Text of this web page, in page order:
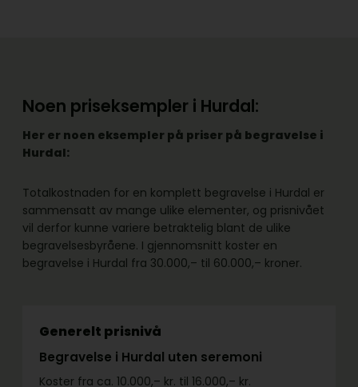
Noen priseksempler i Hurdal:
Her er noen eksempler på priser på begravelse i
Hurdal:
Totalkostnaden for en komplett begravelse i Hurdal er
sammensatt av mange ulike elementer, og prisnivået
vil derfor kunne variere betraktelig blant de ulike
begravelsesbyråene. I gjennomsnitt koster en
begravelse i Hurdal fra 30.000,– til 60.000,– kroner.
Generelt prisnivå
Begravelse i Hurdal uten seremoni
Koster fra ca. 10.000,– kr. til 16.000,– kr.